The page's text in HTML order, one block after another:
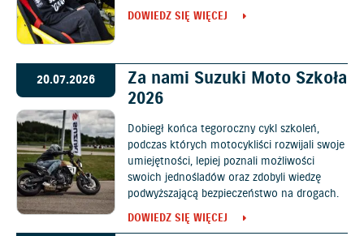
DOWIEDZ SIĘ WIĘCEJ
20.07.2026
Za nami Suzuki Moto Szkoła
2026
Dobiegł końca tegoroczny cykl szkoleń,
podczas których motocykliści rozwijali swoje
umiejętności, lepiej poznali możliwości
swoich jednośladów oraz zdobyli wiedzę
podwyższającą bezpieczeństwo na drogach.
DOWIEDZ SIĘ WIĘCEJ